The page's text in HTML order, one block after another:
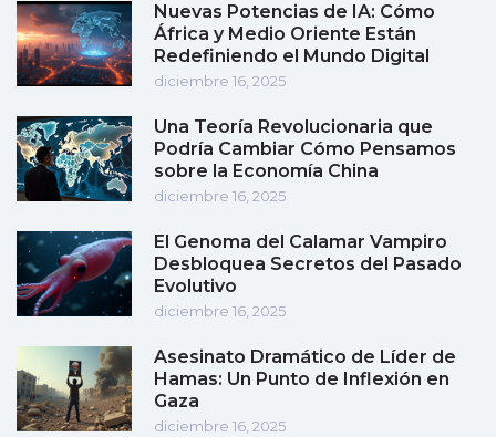
Nuevas Potencias de IA: Cómo
África y Medio Oriente Están
Redefiniendo el Mundo Digital
diciembre 16, 2025
Una Teoría Revolucionaria que
Podría Cambiar Cómo Pensamos
sobre la Economía China
diciembre 16, 2025
El Genoma del Calamar Vampiro
Desbloquea Secretos del Pasado
Evolutivo
diciembre 16, 2025
Asesinato Dramático de Líder de
Hamas: Un Punto de Inflexión en
Gaza
diciembre 16, 2025